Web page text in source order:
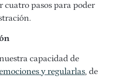
cuatro pasos para poder
capacidad de
y regularlas, de